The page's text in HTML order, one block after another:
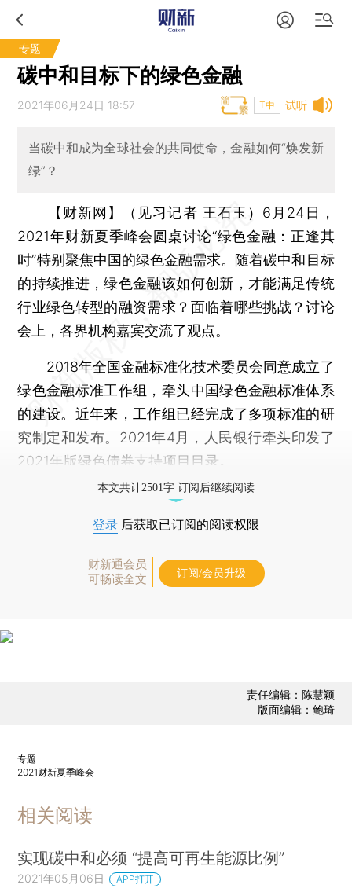
专题
碳中和目标下的绿色金融
试听
2021年06月24日 18:57 T中
当碳中和成为全球社会的共同使命，金融如何“焕发新
绿”？
【财新网】（见习记者 王石玉） 6月24日，
2021年财新夏季峰会圆桌讨论“绿色金融：正逢其
时”特别聚焦中国的绿色金融需求。随着碳中和目标
的持续推进，绿色金融该如何创新，才能满足传统
行业绿色转型的融资需求？面临着哪些挑战？讨论
会上，各界机构嘉宾交流了观点。
2018年全国金融标准化技术委员会同意成立了
绿色金融标准工作组，牵头中国绿色金融标准体系
的建设。近年来，工作组已经完成了多项标准的研
究制定和发布。2021年4月，人民银行牵头印发了
2021年版绿色债券支持项目目录。
本文共计2501字 订阅后继续阅读
登录 后获取已订阅的阅读权限
财新通会员
可畅读全文
订阅/会员升级
责任编辑：陈慧颖
版面编辑：鲍琦
专题
2021财新夏季峰会
相关阅读
实现碳中和必须 “提高可再生能源比例”
2021年05月06日 APP打开